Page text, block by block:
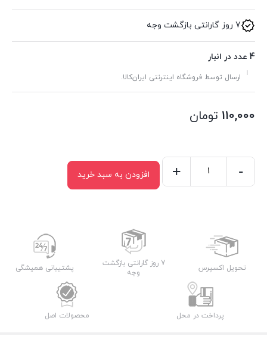
7 روز گارانتی بازگشت وجه
4 عدد در انبار
ارسال توسط فروشگاه اینترنتی ایران‌کالا.
110,000 تومان
-
+ افزودن به سبد خرید
تحویل اکسپرس
7 روز گارانتی بازگشت
وجه
پشتیبانی همیشگی
پرداخت در محل محصولات اصل